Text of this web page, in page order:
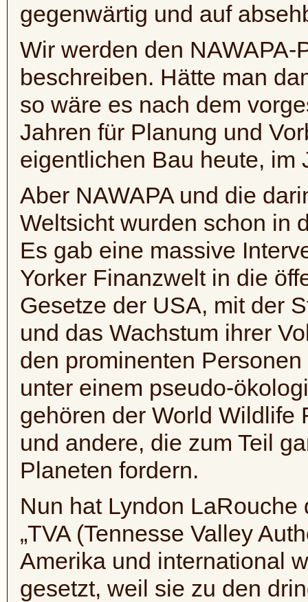
gegenwärtig und auf
Wir werden den NAWAPA-
beschreiben. Hätte man
so wäre es nach dem
Jahren für Planung und
eigentlichen Bau heute, im
Aber NAWAPAund die
Weltsicht wurden schon in
Es gab eine massive
Yorker Finanzwelt in die
Gesetze der USA, mit der
und das Wachstum ihrer
den prominenten
unter einem pseudo-
gehören der World Wildlife
und andere, die zum Teil
Planeten fordern.
Nun hat Lyndon
„TVA (Tennesse Valley
Amerika und international
gesetzt, weil sie zu den